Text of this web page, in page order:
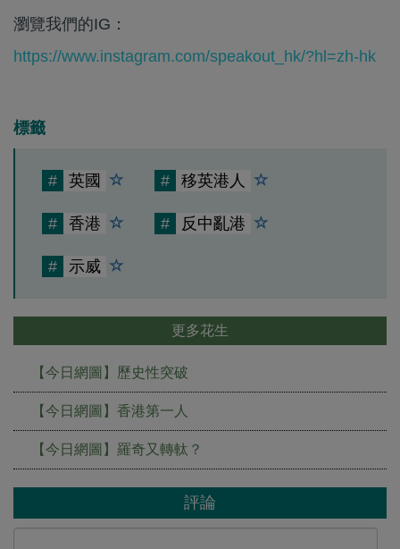
瀏覽我們的IG：
https://www.instagram.com/speakout_hk/?hl=zh-hk
標籤
# 英國 # 移英港人
# 香港 # 反中亂港
# 示威
更多花生
【今日網圖】歷史性突破
【今日網圖】香港第一人
【今日網圖】羅奇又轉軚？
評論